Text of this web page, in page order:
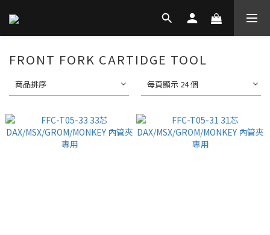
FRONT FORK CARTIDGE TOOL
商品排序 每頁顯示 24 個